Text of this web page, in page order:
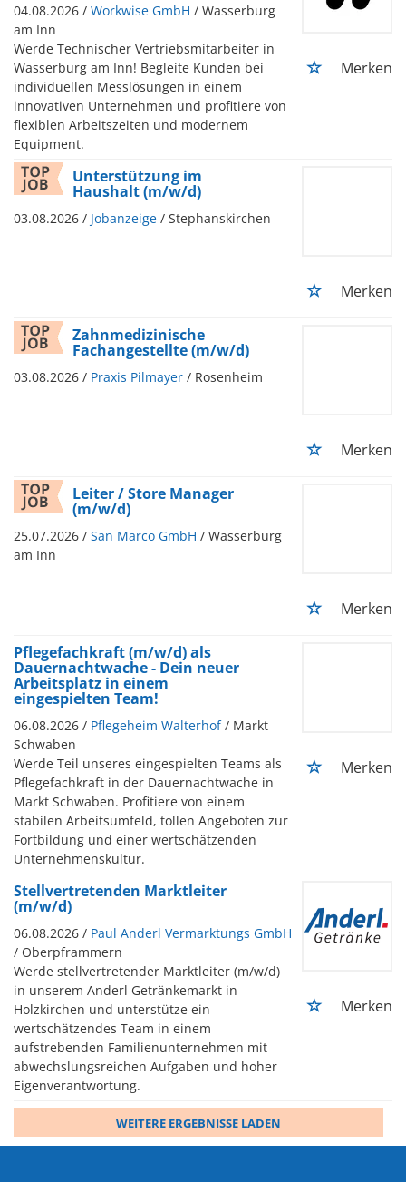
04.08.2026 / Workwise GmbH / Wasserburg
am Inn
Werde Technischer Vertriebsmitarbeiter in
Wasserburg am Inn! Begleite Kunden bei
individuellen Messlösungen in einem
innovativen Unternehmen und profitiere von
flexiblen Arbeitszeiten und modernem
Equipment.
Merken
Unterstützung im
Haushalt (m/w/d)
03.08.2026 / Jobanzeige / Stephanskirchen
Merken
Zahnmedizinische
Fachangestellte (m/w/d)
03.08.2026 / Praxis Pilmayer / Rosenheim
Merken
Leiter / Store Manager
(m/w/d)
25.07.2026 / San Marco GmbH / Wasserburg
am Inn
Merken
Pflegefachkraft (m/w/d) als
Dauernachtwache - Dein neuer
Arbeitsplatz in einem
eingespielten Team!
06.08.2026 / Pflegeheim Walterhof / Markt
Schwaben
Werde Teil unseres eingespielten Teams als
Pflegefachkraft in der Dauernachtwache in
Markt Schwaben. Profitiere von einem
stabilen Arbeitsumfeld, tollen Angeboten zur
Fortbildung und einer wertschätzenden
Unternehmenskultur.
Merken
Stellvertretenden Marktleiter
(m/w/d)
06.08.2026 / Paul Anderl Vermarktungs GmbH
/ Oberpframmern
Werde stellvertretender Marktleiter (m/w/d)
in unserem Anderl Getränkemarkt in
Holzkirchen und unterstütze ein
wertschätzendes Team in einem
aufstrebenden Familienunternehmen mit
abwechslungsreichen Aufgaben und hoher
Eigenverantwortung.
Merken
WEITERE ERGEBNISSE LADEN